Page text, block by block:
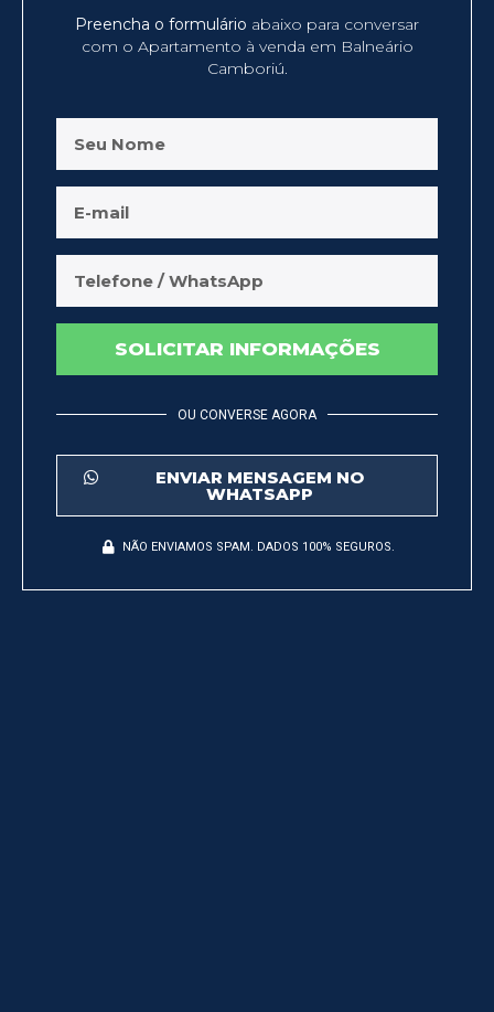
Preencha o formulário abaixo para conversar
com o Apartamento à venda em Balneário
Camboriú.
SOLICITAR INFORMAÇÕES
OU CONVERSE AGORA
ENVIAR MENSAGEM NO
WHATSAPP
NÃO ENVIAMOS SPAM. DADOS 100% SEGUROS.